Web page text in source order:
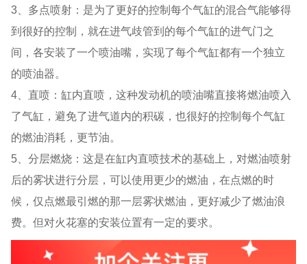
3、多点喷射：是为了更好的控制每个气缸的混合气能够得
到很好的控制，就在进气歧管到的每个气缸的进气门之
间，各安装了一个喷油嘴，实现了每个气缸都有一个独立
的喷油器。
4、直喷：缸内直喷，这种发动机的喷油嘴直接将燃油喷入
了气缸，避免了进气道内的积碳，也很好的控制每个气缸
的燃油消耗，更节油。
5、分层燃烧：这是在缸内直喷技术的基础上，对燃油喷射
后的雾状进行分层，可以使用更少的燃油，在点燃的时
候，仅点燃最引燃的那一层雾状燃油，更好减少了燃油浪
费。但对火花塞的安装位置有一定的要求。